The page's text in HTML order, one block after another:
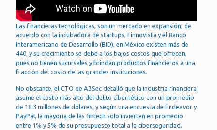
Las financieras tecnológicas, son un mercado en expansión, de
acuerdo con la incubadora de startups, Finnovista y el Banco
Interamericano de Desarrollo (BID), en México existen más de
440; y su crecimiento se debe a los bajos costos que ofrecen,
pues no tienen sucursales y brindan productos financieros a una
fracción del costo de las grandes instituciones.
No obstante, el CTO de A3Sec detalló que la industria financiera
asume el costo más alto del delito cibernético con un promedio
de 18.3 millones de dólares, y según una encuesta de Endeavor y
PayPal, la mayoría de las fintech solo invierten en promedio
entre 1% y 5% de su presupuesto total a la ciberseguridad.